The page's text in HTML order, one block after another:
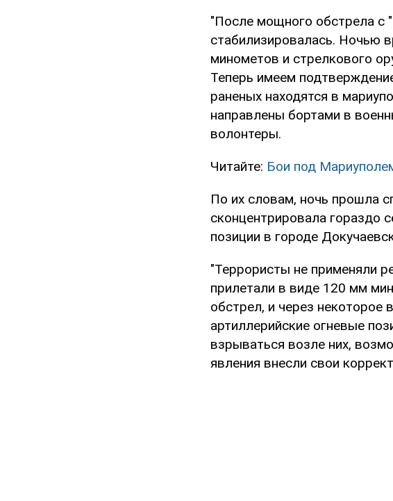
"После мощного обстрела с
стабилизировалась. Ночью
минометов и стрелкового
Теперь имеем
раненых находятся в
направлены бортами в
волонтеры.
Читайте: Бои под
По их словам, ночь прошла
сконцентрировала гораздо
позиции в городе
"Террористы не применяли
прилетали в виде 120 мм
обстрел, и через некоторое
артиллерийские огневые
взрываться возле них,
явления внесли свои